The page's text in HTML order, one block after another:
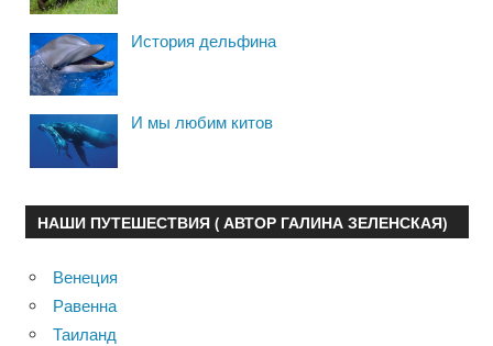
История дельфина
И мы любим китов
НАШИ ПУТЕШЕСТВИЯ ( АВТОР ГАЛИНА ЗЕЛЕНСКАЯ)
Венеция
Равенна
Таиланд